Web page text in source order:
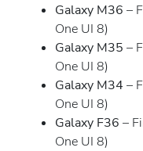
Galaxy M36 –
One UI 8)
Galaxy M35 –
One UI 8)
Galaxy M34 –
One UI 8)
Galaxy F36 –
One UI 8)